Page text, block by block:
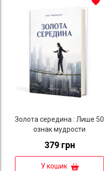
Золота середина : Лише 50
ознак мудрости
379 грн
У кошик